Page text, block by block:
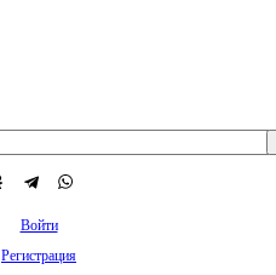
Войти
Регистрация